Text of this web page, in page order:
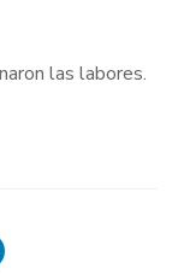
las labores.